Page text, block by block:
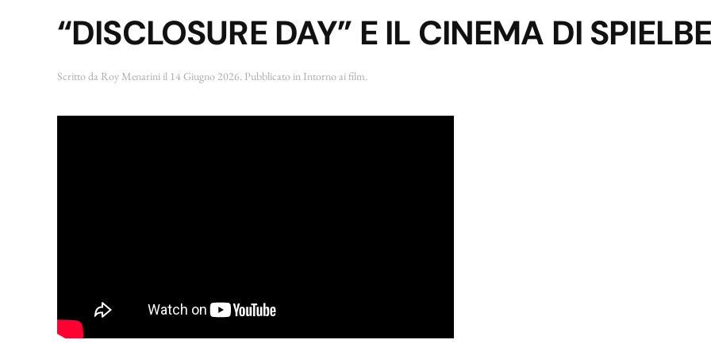
“DISCLOSURE DAY” E IL CINEMA DI
Scritto da Roy Menarini il 14 Giugno 2026. Pubblicato in Intorno ai film.